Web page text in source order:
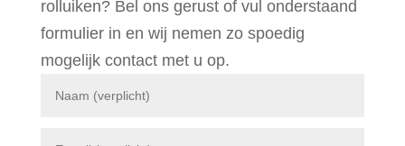
rolluiken? Bel ons gerust of vul onderstaand
formulier in en wij nemen zo spoedig
mogelijk contact met u op.